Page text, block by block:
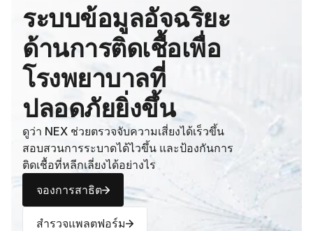
ระบบข้อมูลอัจฉริยะ
ด้านการติดเชื้อเพื่อ
โรงพยาบาลที่
ปลอดภัยยิ่งขึ้น
ดูว่า NEX ช่วยตรวจจับความเสี่ยงได้เร็วขึ้น
สอบสวนการระบาดได้ไวขึ้น และป้องกันการ
ติดเชื้อที่หลีกเลี่ยงได้อย่างไร
จองการสาธิต
สำรวจแพลตฟอร์ม